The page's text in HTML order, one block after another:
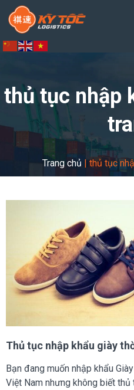
thủ tục nhập
Trang chủ | thủ tục
Thủ tục nhập khẩu giày
Bạn đang muốn nhập khẩu
Việt Nam nhưng không biết